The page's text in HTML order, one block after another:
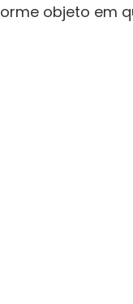
objeto em